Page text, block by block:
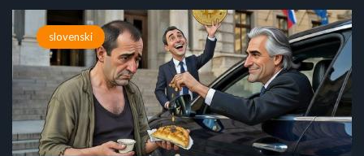
slovenski